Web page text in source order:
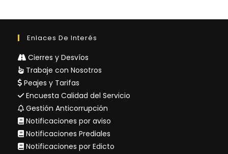
Enlaces De Interés
Cierres y Desvíos
Trabaje con Nosotros
Peajes y Tarifas
Encuesta Calidad del Servicio
Gestión Anticorrupción
Notificaciones por aviso
Notificaciones Prediales
Notificaciones por Edicto